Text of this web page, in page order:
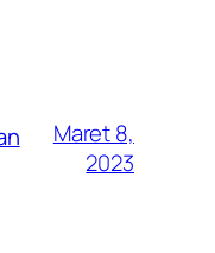
Maret 8,
2023